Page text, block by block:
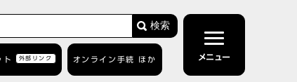
検索
ト 外部リンク オンライン手続 ほか メニュー